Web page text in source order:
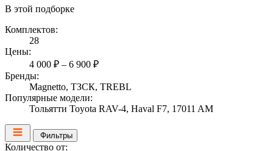
В этой подборке
Комплектов:
28
Цены:
4 000 ₽ – 6 900 ₽
Бренды:
Magnetto, ТЗСК, TREBL
Популярные модели:
Тольятти Toyota RAV-4, Haval F7, 17011 AM
Фильтры
Количество от: